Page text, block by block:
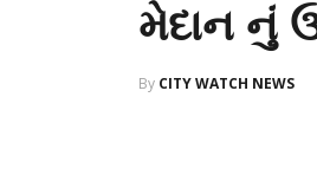
મેદાન નું
By CITY WATCH NEWS